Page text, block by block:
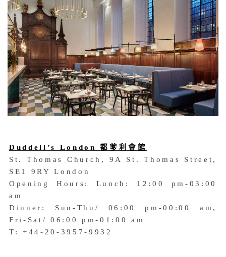
Duddell’s London 都爹利會館
St. Thomas Church, 9A St. Thomas Street,
SE1 9RY London
Opening Hours: Lunch: 12:00 pm-03:00
am
Dinner: Sun-Thu/ 06:00 pm-00:00 am,
Fri-Sat/ 06:00 pm-01:00 am
T: +44-20-3957-9932